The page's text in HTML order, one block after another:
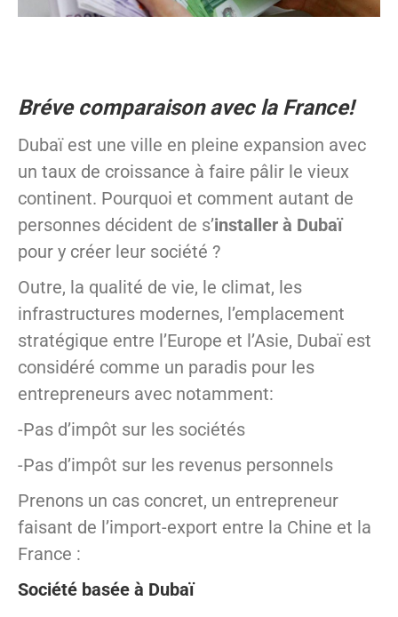
Bréve comparaison avec la France!
Dubaï est une ville en pleine expansion avec
un taux de croissance à faire pâlir le vieux
continent. Pourquoi et comment autant de
personnes décident de s’installer à Dubaï
pour y créer leur société ?
Outre, la qualité de vie, le climat, les
infrastructures modernes, l’emplacement
stratégique entre l’Europe et l’Asie, Dubaï est
considéré comme un paradis pour les
entrepreneurs avec notamment:
-Pas d’impôt sur les sociétés
-Pas d’impôt sur les revenus personnels
Prenons un cas concret, un entrepreneur
faisant de l’import-export entre la Chine et la
France :
Société basée à Dubaï